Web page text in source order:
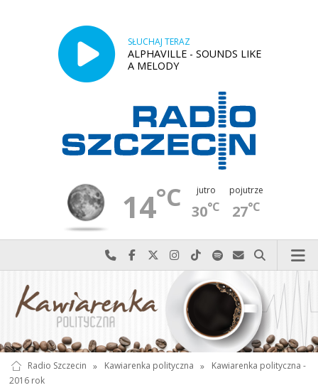
SŁUCHAJ TERAZ
ALPHAVILLE - SOUNDS LIKE
A MELODY
14°C jutro
30°C
pojutrze
27°C
Najlepiej po prostu do nas zadzwoń
Odwiedź nas na Facebook-u
Odwiedź nas na X
Odwiedź nas na Instagram-ie
Odwiedź nas na TikTok-u
Szukaj nas na Spotify
Wyślij do nas
Szukaj
Radio Szczecin » Kawiarenka polityczna »
Kawiarenka polityczna -
2016 rok